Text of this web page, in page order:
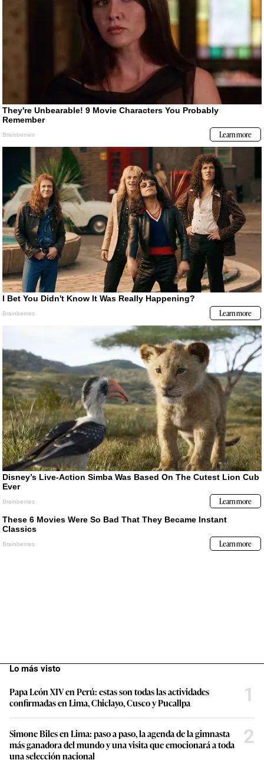
Lo más visto
Papa León XIV en Perú: estas son todas las actividades
confirmadas en Lima, Chiclayo, Cusco y Pucallpa
1
Simone Biles en Lima: paso a paso, la agenda de la gimnasta
más ganadora del mundo y una visita que emocionará a toda
una selección nacional
2